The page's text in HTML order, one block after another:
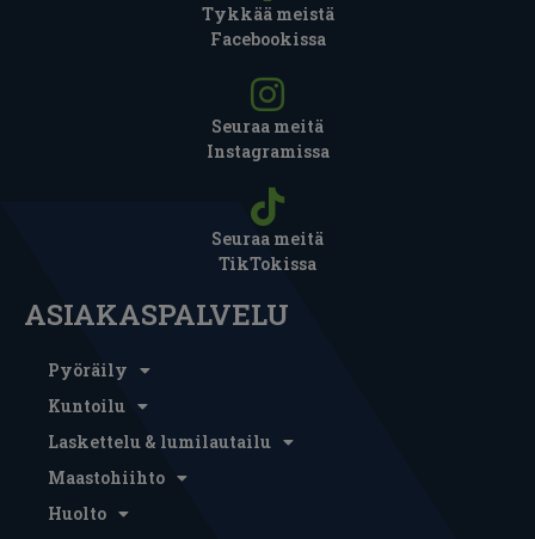
Tykkää meistä
Facebookissa
Seuraa meitä
Instagramissa
Seuraa meitä
TikTokissa
ASIAKASPALVELU
Pyöräily
Kuntoilu
Laskettelu & lumilautailu
Maastohiihto
Huolto